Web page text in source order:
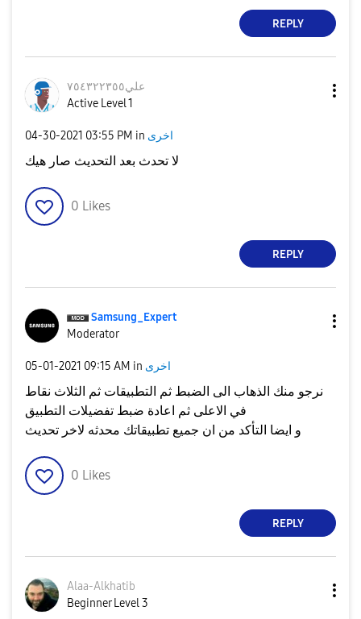
REPLY
علي٧٥٤٣٢٢٣٥٥
Active Level 1
‎04-30-2021 03:55 PM in اخرى
لا تحدث بعد التحديث صار هيك
0 Likes
REPLY
Samsung_Expert
Moderator
‎05-01-2021 09:15 AM in اخرى
نرجو منك الذهاب الى الضبط ثم التطبيقات ثم الثلاث نقاط
في الاعلى ثم اعادة ضبط تفضيلات التطبيق
و ايضا التأكد من ان جميع تطبيقاتك محدثه لاخر تحديث
0 Likes
REPLY
Alaa-Alkhatib
Beginner Level 3